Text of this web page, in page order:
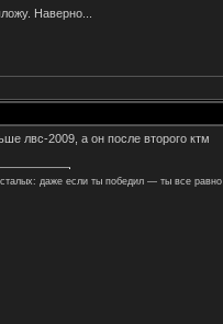
Наверно...
лвс-2009, а он после второго ктм
даже если ты победил — ты все равно